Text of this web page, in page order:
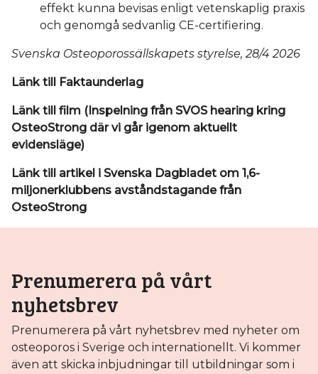
effekt kunna bevisas enligt vetenskaplig praxis
och genomgå sedvanlig CE-certifiering.
Svenska Osteoporossällskapets styrelse, 28/4 2026
Länk till Faktaunderlag
Länk till film (Inspelning från SVOS hearing kring
OsteoStrong där vi går igenom aktuellt
evidensläge)
Länk till artikel i Svenska Dagbladet om 1,6-
miljonerklubbens avståndstagande från
OsteoStrong
Prenumerera på vårt
nyhetsbrev
Prenumerera på vårt nyhetsbrev med nyheter om
osteoporos i Sverige och internationellt. Vi kommer
även att skicka inbjudningar till utbildningar som i